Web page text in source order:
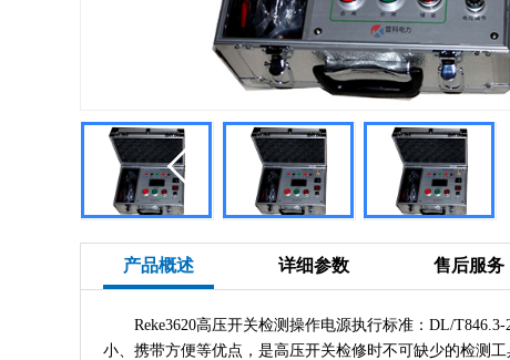
产品概述 详细参数 售后服务
Reke3620高压开关检测操作电源执行标准：DL/T846.3-
小、携带方便等优点，是高压开关检修时不可缺少的检测工